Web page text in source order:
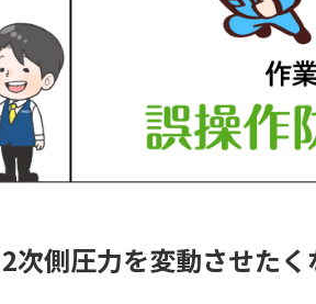
次側圧力を変動させた